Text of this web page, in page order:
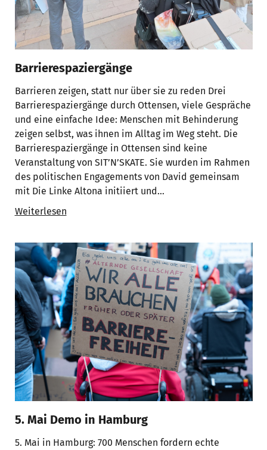
Barrierespaziergänge
Barrieren zeigen, statt nur über sie zu reden Drei
Barrierespaziergänge durch Ottensen, viele Gespräche
und eine einfache Idee: Menschen mit Behinderung
zeigen selbst, was ihnen im Alltag im Weg steht. Die
Barrierespaziergänge in Ottensen sind keine
Veranstaltung von SIT’N’SKATE. Sie wurden im Rahmen
des politischen Engagements von David gemeinsam
mit Die Linke Altona initiiert und…
Weiterlesen
5. Mai Demo in Hamburg
5. Mai in Hamburg: 700 Menschen fordern echte